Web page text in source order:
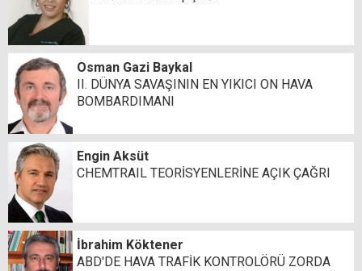
Osman Gazi Baykal
II. DÜNYA SAVAŞININ EN YIKICI ON HAVA
BOMBARDIMANI
Engin Aksüt
CHEMTRAIL TEORİSYENLERİNE AÇIK ÇAĞRI
İbrahim Köktener
ABD'DE HAVA TRAFİK KONTROLÖRÜ ZORDA